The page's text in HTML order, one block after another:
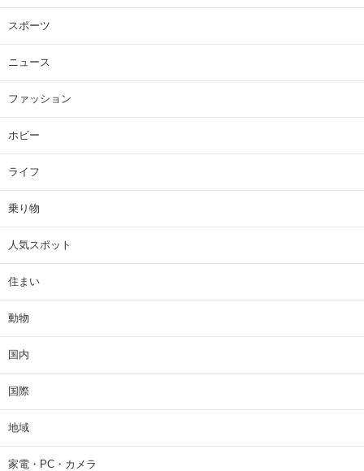
スポーツ
ニュース
ファッション
ホビー
ライフ
乗り物
人気スポット
住まい
動物
国内
国際
地域
家電・PC・カメラ